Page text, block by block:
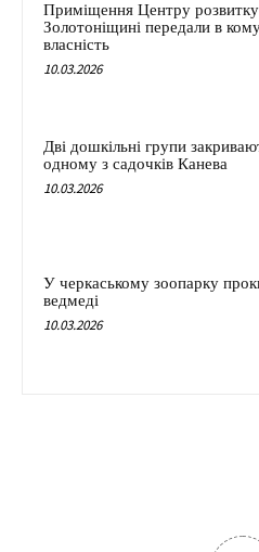
Приміщення Центру
Золотоніщині передали в
власність
10.03.2026
Дві дошкільні групи
одному з садочків Канева
10.03.2026
У черкаському зоопарку
ведмеді
10.03.2026